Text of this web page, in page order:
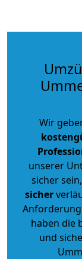
Wir
unserer
sicher
sicher
haben die
und